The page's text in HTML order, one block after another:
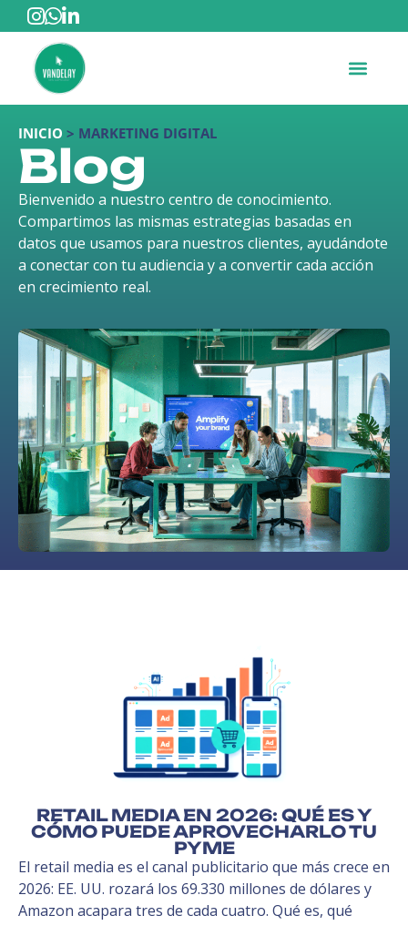
INICIO > MARKETING DIGITAL
Blog
Bienvenido a nuestro centro de conocimiento.
Compartimos las mismas estrategias basadas en
datos que usamos para nuestros clientes, ayudándote
a conectar con tu audiencia y a convertir cada acción
en crecimiento real.
RETAIL MEDIA EN 2026: QUÉ ES Y
CÓMO PUEDE APROVECHARLO TU
PYME
El retail media es el canal publicitario que más crece en
2026: EE. UU. rozará los 69.330 millones de dólares y
Amazon acapara tres de cada cuatro. Qué es, qué